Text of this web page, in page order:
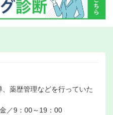
薬歴管理などを行っていた
／9：00～19：00